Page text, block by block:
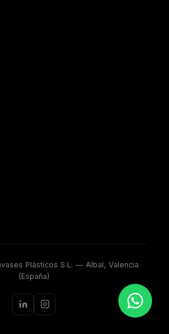
Plásticos S.L. — Albal, Valencia
(España)